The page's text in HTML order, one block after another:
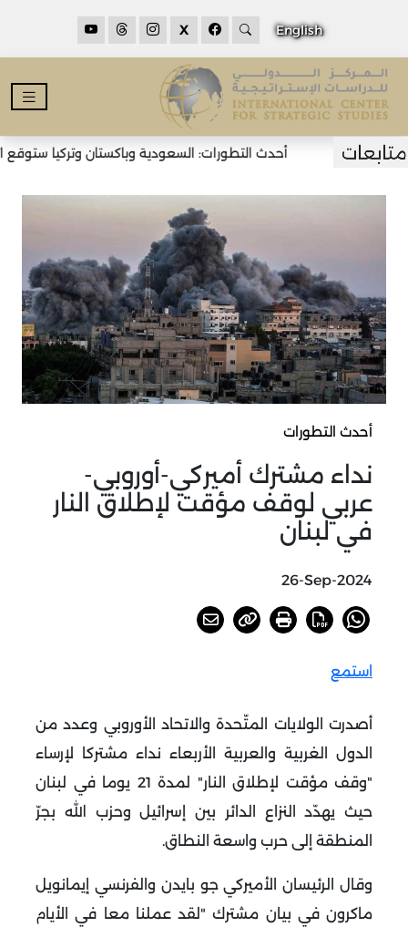
English
X
أحدث التطورات: السعودية وباكستان وتركيا ستوقع
أحدث التطورات
نداء مشترك أميركي-أوروبي-
عربي لوقف مؤقت لإطلاق النار
في لبنان
26-Sep-2024
استمع
أصدرت الولايات المتّحدة والاتحاد الأوروبي وعدد من
الدول الغربية والعربية الأربعاء نداء مشتركا لإرساء
"وقف مؤقت لإطلاق النار" لمدة 21 يوما في لبنان
حيث يهدّد النزاع الدائر بين إسرائيل وحزب الله بجرّ
المنطقة إلى حرب واسعة النطاق.
وقال الرئيسان الأميركي جو بايدن والفرنسي إيمانويل
ماكرون في بيان مشترك "لقد عملنا معا في الأيام